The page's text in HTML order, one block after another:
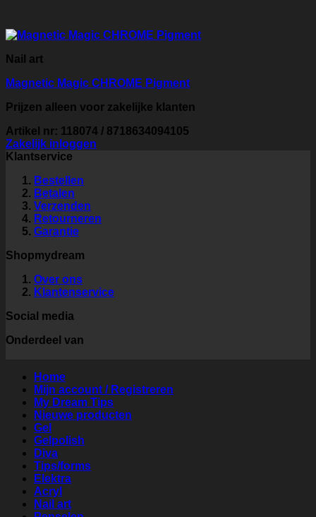
Nail art
Magnetic Magic CHROME Pigment
Prijzen alleen voor zakelijke klanten
Artikel nr: 118074 / 8718634094105
Zakelijk inloggen
Klantservice
Bestellen
Betalen
Verzenden
Retourneren
Garantie
Shopmydream
Over ons
Klantenservice
Social media
Onderdeel van
Home
Mijn account / Registreren
My Dream Tips
Nieuwe producten
Gel
Gelpolish
Diva
Tips/forms
Elektra
Acryl
Nail art